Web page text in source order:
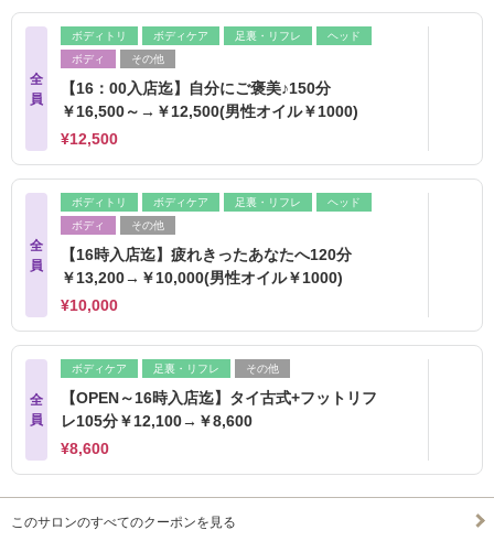
全
員
ボディトリ ボディケア 足裏・リフレ
ヘッド
ボディ
その他
【16：00入店迄】自分にご褒美♪150分
￥16,500～→￥12,500(男性オイル￥1000)
¥12,500
全
員
ボディトリ ボディケア 足裏・リフレ
ヘッド
ボディ
その他
【16時入店迄】疲れきったあなたへ120分
￥13,200→￥10,000(男性オイル￥1000)
¥10,000
全
員
ボディケア 足裏・リフレ その他
【OPEN～16時入店迄】タイ古式+フットリフ
レ105分￥12,100→￥8,600
¥8,600
このサロンのすべてのクーポンを見る